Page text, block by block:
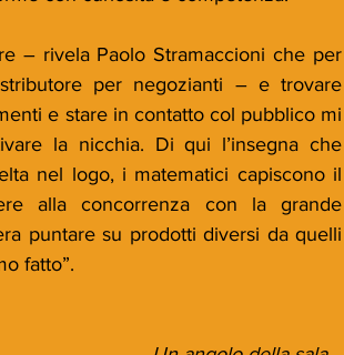
– rivela Paolo Stramaccioni che per
per negozianti – e trovare
e stare in contatto col pubblico mi
la nicchia. Di qui l’insegna che
nel logo, i matematici capiscono il
alla concorrenza con la grande
puntare su prodotti diversi da quelli
fatto”.